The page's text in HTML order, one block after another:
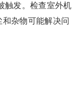
触发。检查室外机
杂物可能解决问